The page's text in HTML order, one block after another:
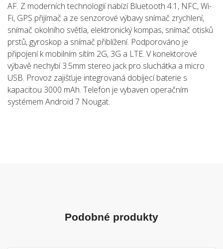
AF. Z moderních technologií nabízí Bluetooth 4.1, NFC, Wi-
Fi, GPS přijímač a ze senzorové výbavy snímač zrychlení,
snímač okolního světla, elektronický kompas, snímač otisků
prstů, gyroskop a snímač přiblížení. Podporováno je
připojení k mobilním sítím 2G, 3G a LTE. V konektorové
výbavě nechybí 3.5mm stereo jack pro sluchátka a micro
USB. Provoz zajišťuje integrovaná dobíjecí baterie s
kapacitou 3000 mAh. Telefon je vybaven operačním
systémem Android 7 Nougat.
Podobné produkty